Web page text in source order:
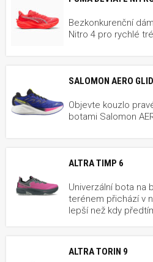
Bezkonkurenční
Nitro 4 pro rychlé
SALOMON AERO
Objevte kouzlo
botami Salomon
ALTRA TIMP 6
Univerzální bota na
terénem přichází v
lepší než kdy
ALTRA TORIN 9